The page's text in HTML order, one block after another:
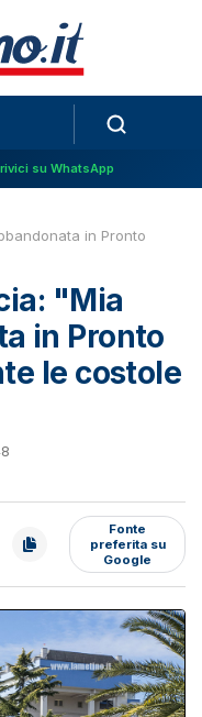
su WhatsApp
in Pronto
"Mia
in Pronto
le costole
Fonte
preferita su
Google